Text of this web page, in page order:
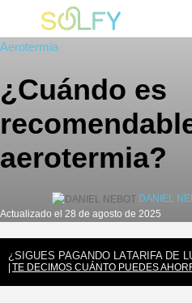
contenido
Solfy
Aerotermia
¿Cuándo es
aerotermia?
DANIEL
Actualizado el 28 de agosto de 2025
¿SIGUES PAGANDO LATARIFA DE
TE DECIMOS CUÁNTO PUEDES